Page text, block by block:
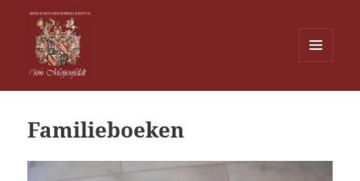
WIDGETS
Familieboeken